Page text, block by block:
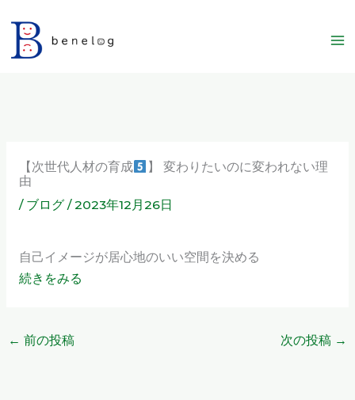
を
【次世代人材の育成
】 変わりたいのに変われない理
由
/ ブログ/2023年12月26日
自己イメージが居心地のいい空間を決める
続きをみる
← 前の投稿 次の投稿 →